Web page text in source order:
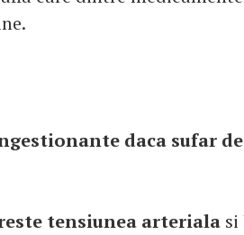
daca sufar
tensiunea arteriala si